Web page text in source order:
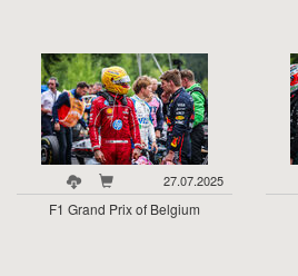
27.07.2025
F1 Grand Prix of Belgium